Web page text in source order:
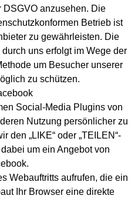
DSGVO anzusehen. Die
Betrieb ist
zu gewährleisten. Die
uns erfolgt im Wege der
um Besucher unserer
zu schützen.
Social-Media Plugins von
Nutzung persönlicher zu
den „LIKE“ oder „TEILEN“-
um ein Angebot von
Webauftritts aufrufen, die ein
Ihr Browser eine direkte